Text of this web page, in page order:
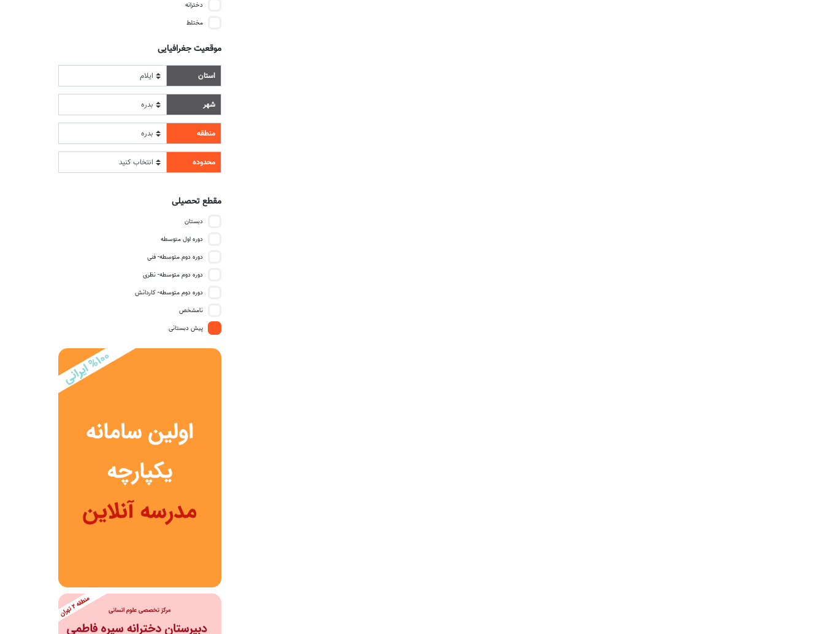
دخترانه
مختلط
موقعیت جغرافیایی
استان
شهر
منطقه
محدوده
مقطع تحصیلی
دبستان
دوره اول متوسطه
دوره دوم متوسطه- فنی
دوره دوم متوسطه- نظری
دوره دوم متوسطه- کاردانش
نامشخص
پیش دبستانی